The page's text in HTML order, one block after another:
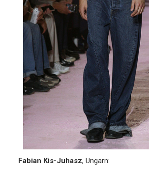
Fabian Kis-Juhasz, Ungarn: